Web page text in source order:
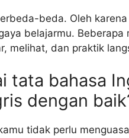
beda. Oleh
belajarmu. Beberapa
melihat, dan praktik
tata bahasa
dengan
tidak perlu